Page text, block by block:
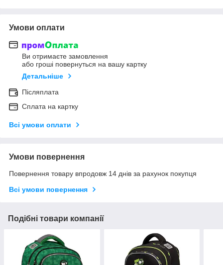
Умови оплати
Ви отримаєте замовлення
або гроші повернуться на вашу картку
Детальніше
Післяплата
Сплата на картку
Всі умови оплати
Умови повернення
Повернення товару впродовж 14 днів за рахунок покупця
Всі умови повернення
Подібні товари компанії